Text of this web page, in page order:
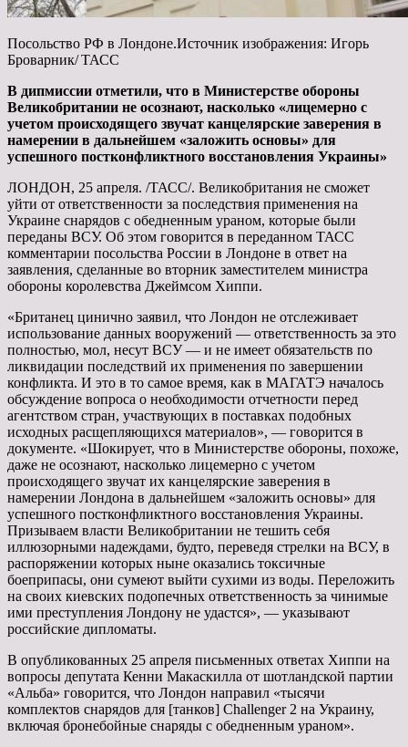
Посольство РФ в Лондоне.Источник изображения: Игорь
Броварник/ ТАСС
В дипмиссии отметили, что в Министерстве обороны
Великобритании не осознают, насколько «лицемерно с
учетом происходящего звучат канцелярские заверения в
намерении в дальнейшем «заложить основы» для
успешного постконфликтного восстановления Украины»
ЛОНДОН, 25 апреля. /ТАСС/. Великобритания не сможет
уйти от ответственности за последствия применения на
Украине снарядов с обедненным ураном, которые были
переданы ВСУ. Об этом говорится в переданном ТАСС
комментарии посольства России в Лондоне в ответ на
заявления, сделанные во вторник заместителем министра
обороны королевства Джеймсом Хиппи.
«Британец цинично заявил, что Лондон не отслеживает
использование данных вооружений — ответственность за это
полностью, мол, несут ВСУ — и не имеет обязательств по
ликвидации последствий их применения по завершении
конфликта. И это в то самое время, как в МАГАТЭ началось
обсуждение вопроса о необходимости отчетности перед
агентством стран, участвующих в поставках подобных
исходных расщепляющихся материалов», — говорится в
документе. «Шокирует, что в Министерстве обороны, похоже,
даже не осознают, насколько лицемерно с учетом
происходящего звучат их канцелярские заверения в
намерении Лондона в дальнейшем «заложить основы» для
успешного постконфликтного восстановления Украины.
Призываем власти Великобритании не тешить себя
иллюзорными надеждами, будто, переведя стрелки на ВСУ, в
распоряжении которых ныне оказались токсичные
боеприпасы, они сумеют выйти сухими из воды. Переложить
на своих киевских подопечных ответственность за чинимые
ими преступления Лондону не удастся», — указывают
российские дипломаты.
В опубликованных 25 апреля письменных ответах Хиппи на
вопросы депутата Кенни Макаскилла от шотландской партии
«Альба» говорится, что Лондон направил «тысячи
комплектов снарядов для [танков] Challenger 2 на Украину,
включая бронебойные снаряды с обедненным ураном».